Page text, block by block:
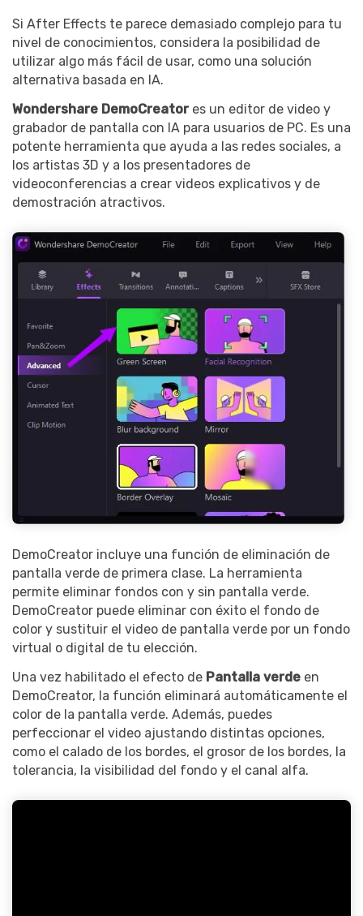
Si After Effects te parece demasiado complejo para tu
nivel de conocimientos, considera la posibilidad de
utilizar algo más fácil de usar, como una solución
alternativa basada en IA.
Wondershare DemoCreatores un editor de video y
grabador de pantalla con IA para usuarios de PC. Es una
potente herramienta que ayuda a las redes sociales, a
los artistas 3D y a los presentadores de
videoconferencias a crear videos explicativos y de
demostración atractivos.
DemoCreator incluye una función de eliminación de
pantalla verde de primera clase. La herramienta
permite eliminar fondos con y sin pantalla verde.
DemoCreator puede eliminar con éxito el fondo de
color y sustituir el video de pantalla verde por un fondo
virtual o digital de tu elección.
Una vez habilitado el efecto de Pantalla verde en
DemoCreator, la función eliminará automáticamente el
color de la pantalla verde. Además, puedes
perfeccionar el video ajustando distintas opciones,
como el calado de los bordes, el grosor de los bordes, la
tolerancia, la visibilidad del fondo y el canal alfa.